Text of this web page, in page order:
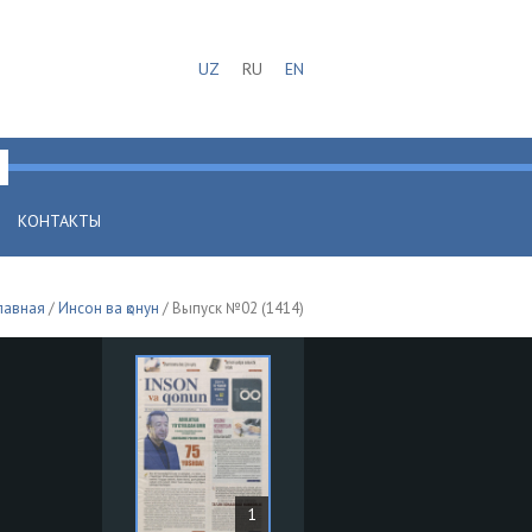
UZ RU EN
КОНТАКТЫ
/Инсон ва қонун / Выпуск №02 (1414)
1